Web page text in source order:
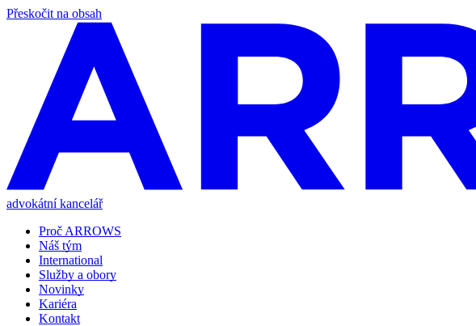
Přeskočit na obsah
advokátní kancelář
Proč ARROWS
Náš tým
International
Služby a obory
Novinky
Kariéra
Kontakt